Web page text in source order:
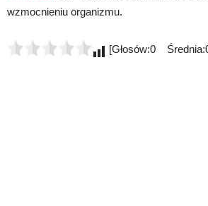
wzmocnieniu organizmu.
[Głosów:0